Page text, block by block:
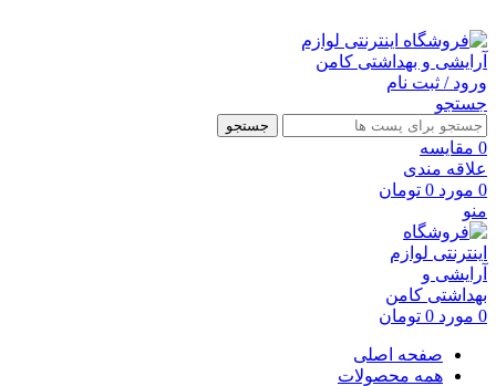
ورود / ثبت نام
جستجو
جستجو
0 مقايسه
علاقه مندی
0 مورد 0 تومان
منو
0 مورد 0 تومان
صفحه اصلی
همه محصولات